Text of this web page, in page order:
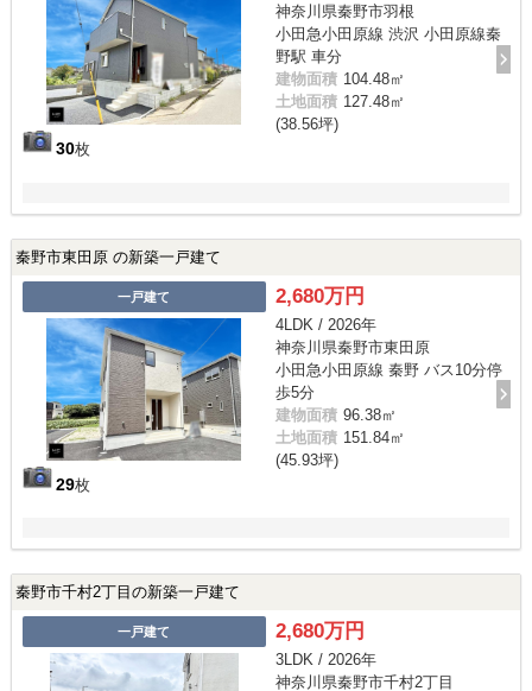
30枚
神奈川県秦野市羽根
小田急小田原線 渋沢 小田原線秦
野駅 車分
建物面積 104.48㎡
土地面積 127.48㎡
(38.56坪)
秦野市東田原 の新築一戸建て
一戸建て
29枚
2,680万円
4LDK / 2026年
神奈川県秦野市東田原
小田急小田原線 秦野 バス10分停
歩5分
建物面積 96.38㎡
土地面積 151.84㎡
(45.93坪)
秦野市千村2丁目の新築一戸建て
一戸建て 2,680万円
3LDK / 2026年
神奈川県秦野市千村2丁目